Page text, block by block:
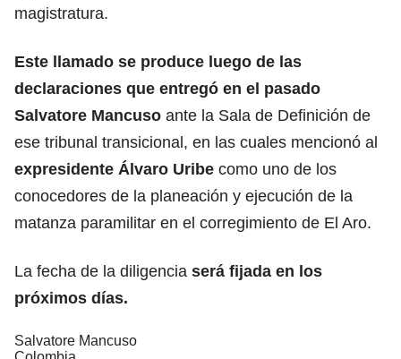
magistratura.
Este llamado se produce luego de las
declaraciones que entregó en el pasado
Salvatore Mancuso ante la Sala de Definición de
ese tribunal transicional, en las cuales mencionó al
expresidente Álvaro Uribe como uno de los
conocedores de la planeación y ejecución de la
matanza paramilitar en el corregimiento de El Aro.
La fecha de la diligencia será fijada en los
próximos días.
Salvatore Mancuso